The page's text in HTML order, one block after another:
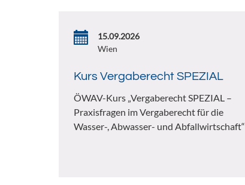
15.09.2026
Wien
Kurs Vergaberecht SPEZIAL
ÖWAV-Kurs „Vergaberecht SPEZIAL –
Praxisfragen im Vergaberecht für die
Wasser-, Abwasser- und Abfallwirtschaft“